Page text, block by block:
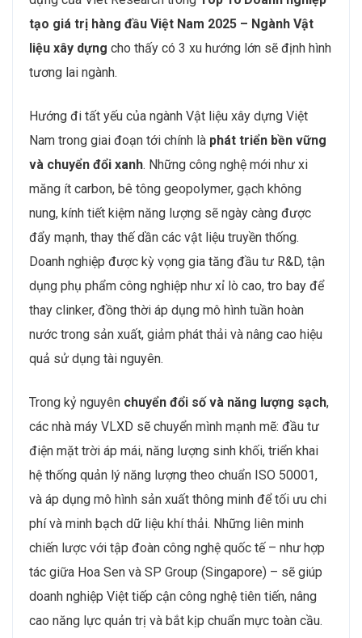
tạo giá trị hàng đầu Việt Nam 2025 – Ngành Vật
liệu xây dựng cho thấy có 3 xu hướng lớn sẽ định hình
tương lai ngành.
Hướng đi tất yếu của ngành Vật liệu xây dựng Việt
Nam trong giai đoạn tới chính là phát triển bền vững
và chuyển đổi xanh. Những công nghệ mới như xi
măng ít carbon, bê tông geopolymer, gạch không
nung, kính tiết kiệm năng lượng sẽ ngày càng được
đẩy mạnh, thay thế dần các vật liệu truyền thống.
Doanh nghiệp được kỳ vọng gia tăng đầu tư R&D, tận
dụng phụ phẩm công nghiệp như xỉ lò cao, tro bay để
thay clinker, đồng thời áp dụng mô hình tuần hoàn
nước trong sản xuất, giảm phát thải và nâng cao hiệu
quả sử dụng tài nguyên.
Trong kỷ nguyên chuyển đổi số và năng lượng sạch,
các nhà máy VLXD sẽ chuyển mình mạnh mẽ: đầu tư
điện mặt trời áp mái, năng lượng sinh khối, triển khai
hệ thống quản lý năng lượng theo chuẩn ISO 50001,
và áp dụng mô hình sản xuất thông minh để tối ưu chi
phí và minh bạch dữ liệu khí thải. Những liên minh
chiến lược với tập đoàn công nghệ quốc tế – như hợp
tác giữa Hoa Sen và SP Group (Singapore) – sẽ giúp
doanh nghiệp Việt tiếp cận công nghệ tiên tiến, nâng
cao năng lực quản trị và bắt kịp chuẩn mực toàn cầu.